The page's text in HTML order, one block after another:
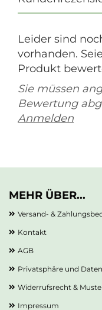
Leider sind
vorhanden.
Produkt
Sie müssen
Bewertung
Anmelden
MEHR ÜBER...
Versand- &
Kontakt
AGB
Privatsphäre und
Widerrufsrecht &
Impressum